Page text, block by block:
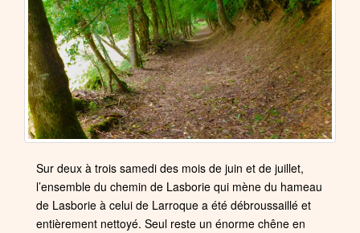
Sur deux à trois samedi des mois de juin et de juillet,
l’ensemble du chemin de Lasborie qui mène du hameau
de Lasborie à celui de Larroque a été débroussaillé et
entièrement nettoyé. Seul reste un énorme chêne en